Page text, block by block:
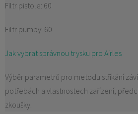
Filtr pistole: 60
Filtr pumpy: 60
Jak vybrat správnou trysku pro Airles
Výběr parametrů pro metodu stříkání
potřebách a vlastnostech zařízení,
zkoušky.